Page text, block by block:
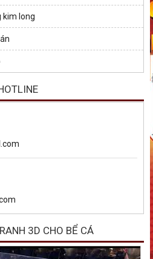
kim long
3D CHO BỂ CÁ